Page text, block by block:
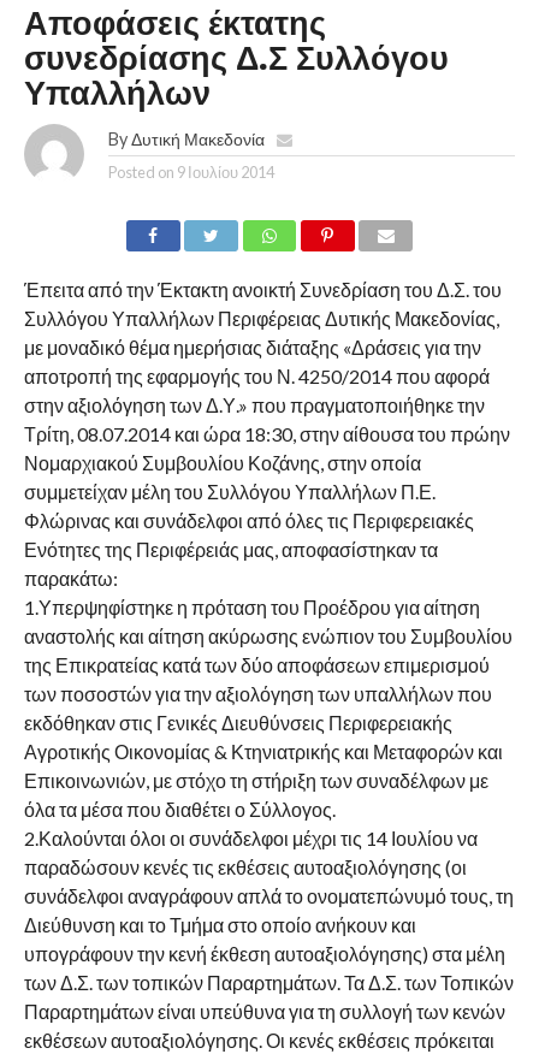
Αποφάσεις έκτατης
συνεδρίασης Δ.Σ Συλλόγου
Υπαλλήλων
By Δυτική Μακεδονία
Posted on 9 Ιουλίου 2014
Έπειτα από την Έκτακτη ανοικτή Συνεδρίαση του Δ.Σ. του
Συλλόγου Υπαλλήλων Περιφέρειας Δυτικής Μακεδονίας,
με μοναδικό θέμα ημερήσιας διάταξης «Δράσεις για την
αποτροπή της εφαρμογής του Ν. 4250/2014 που αφορά
στην αξιολόγηση των Δ.Υ.» που πραγματοποιήθηκε την
Τρίτη, 08.07.2014 και ώρα 18:30, στην αίθουσα του πρώην
Νομαρχιακού Συμβουλίου Κοζάνης, στην οποία
συμμετείχαν μέλη του Συλλόγου Υπαλλήλων Π.Ε.
Φλώρινας και συνάδελφοι από όλες τις Περιφερειακές
Ενότητες της Περιφέρειάς μας, αποφασίστηκαν τα
παρακάτω:
1.Υπερψηφίστηκε η πρόταση του Προέδρου για αίτηση
αναστολής και αίτηση ακύρωσης ενώπιον του Συμβουλίου
της Επικρατείας κατά των δύο αποφάσεων επιμερισμού
των ποσοστών για την αξιολόγηση των υπαλλήλων που
εκδόθηκαν στις Γενικές Διευθύνσεις Περιφερειακής
Αγροτικής Οικονομίας & Κτηνιατρικής και Μεταφορών και
Επικοινωνιών, με στόχο τη στήριξη των συναδέλφων με
όλα τα μέσα που διαθέτει ο Σύλλογος.
2.Καλούνται όλοι οι συνάδελφοι μέχρι τις 14 Ιουλίου να
παραδώσουν κενές τις εκθέσεις αυτοαξιολόγησης (οι
συνάδελφοι αναγράφουν απλά το ονοματεπώνυμό τους, τη
Διεύθυνση και το Τμήμα στο οποίο ανήκουν και
υπογράφουν την κενή έκθεση αυτοαξιολόγησης) στα μέλη
των Δ.Σ. των τοπικών Παραρτημάτων. Τα Δ.Σ. των Τοπικών
Παραρτημάτων είναι υπεύθυνα για τη συλλογή των κενών
εκθέσεων αυτοαξιολόγησης. Οι κενές εκθέσεις πρόκειται